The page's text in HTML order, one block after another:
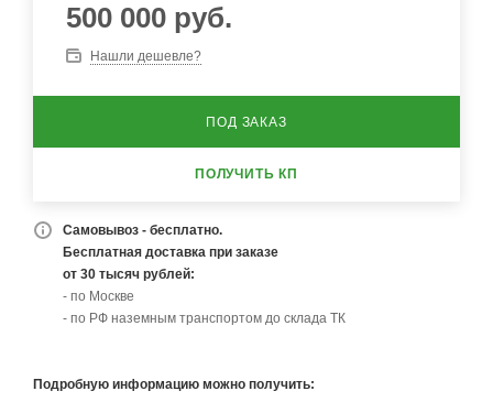
500 000 руб.
Нашли дешевле?
ПОД ЗАКАЗ
ПОЛУЧИТЬ КП
Самовывоз - бесплатно.
Бесплатная доставка при заказе
от 30 тысяч рублей:
- по Москве
- по РФ наземным транспортом до склада ТК
Подробную информацию можно получить: